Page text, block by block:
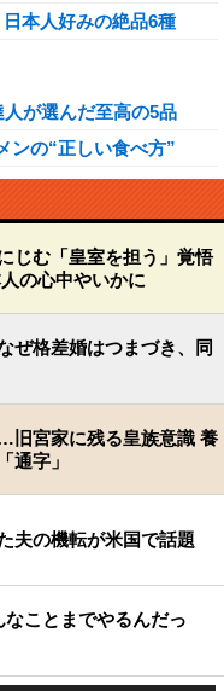
本人好みの絶品6種
が選んだ至高の5品
ンの“正しい食べ方”
じむ「皇室を担う」覚悟
の心中やいかに
ぜ格差婚はつまづき、同
旧宮家に残る皇族意識 養
通字」
夫の機転が米国で話題
なことまでやるんだっ